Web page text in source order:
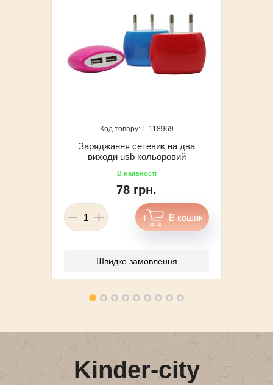
118969
Заряджання сетевик на два
виходи usb кольоровий
78 грн.
Швидке замовлення
Kinder-city